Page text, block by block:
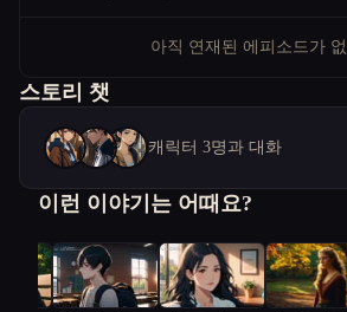
아직 연재된 에피소드가
스토리 챗
캐릭터 3명과 대화
이런 이야기는 어때요?